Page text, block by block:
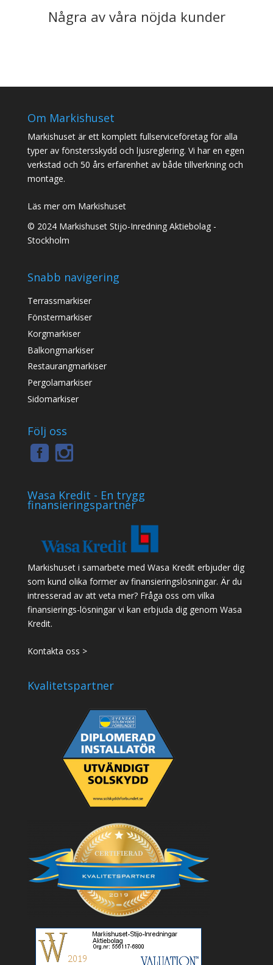
Några av våra nöjda kunder
Om Markishuset
Markishuset är ett komplett fullserviceföretag för alla
typer av fönstersskydd och ljusreglering. Vi har en egen
verkstad och 50 års erfarenhet av både tillverkning och
montage.
Läs mer om Markishuset
© 2024 Markishuset Stijo-Inredning Aktiebolag -
Stockholm
Snabb navigering
Terrassmarkiser
Fönstermarkiser
Korgmarkiser
Balkongmarkiser
Restaurangmarkiser
Pergolamarkiser
Sidomarkiser
Följ oss
Wasa Kredit - En trygg
finansieringspartner
Markishuset i samarbete med Wasa Kredit erbjuder dig
som kund olika former av finansieringslösningar. Är du
intresserad av att veta mer? Fråga oss om vilka
finansierings-lösningar vi kan erbjuda dig genom Wasa
Kredit.
Kontakta oss >
Kvalitetspartner